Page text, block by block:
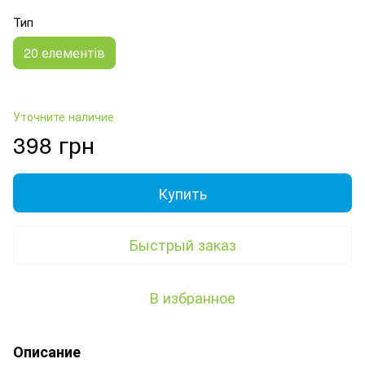
Тип
20 елементів
Уточните наличие
398 грн
Купить
Быстрый заказ
В избранное
Описание